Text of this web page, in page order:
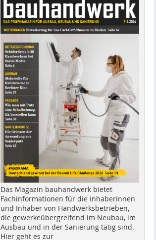
Das Magazin bauhandwerk bietet
Fachinformationen für die Inhaberinnen
und Inhaber von Handwerksbetrieben,
die gewerkeübergreifend im Neubau, im
Ausbau und in der Sanierung tätig sind.
Hier geht es zur